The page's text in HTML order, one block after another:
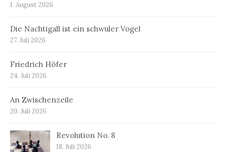
1. August 2026
Die Nachtigall ist ein schwuler Vogel
27. Juli 2026
Friedrich Höfer
24. Juli 2026
An Zwischenzeile
20. Juli 2026
Revolution No. 8
18. Juli 2026